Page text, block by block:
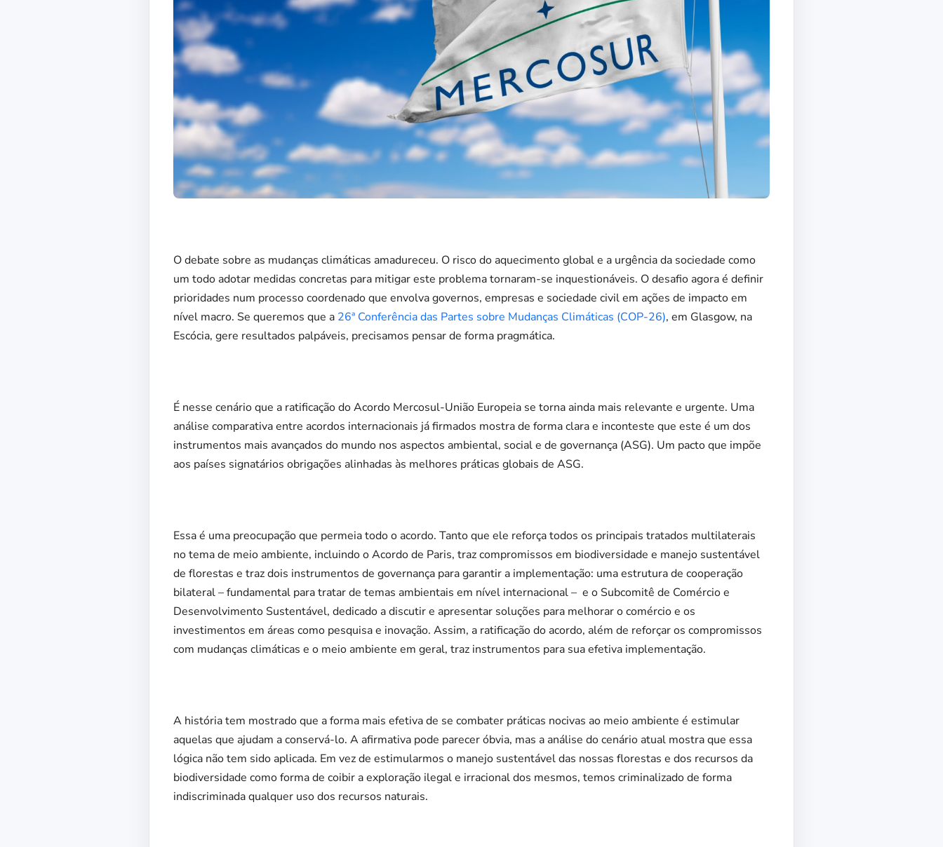
O debate sobre as mudanças climáticas amadureceu. O risco do aquecimento global e a urgência da sociedade como
um todo adotar medidas concretas para mitigar este problema tornaram-se inquestionáveis. O desafio agora é definir
prioridades num processo coordenado que envolva governos, empresas e sociedade civil em ações de impacto em
nível macro. Se queremos que a 26ª Conferência das Partes sobre Mudanças Climáticas (COP-26), em Glasgow, na
Escócia, gere resultados palpáveis, precisamos pensar de forma pragmática.
É nesse cenário que a ratificação do Acordo Mercosul-União Europeia se torna ainda mais relevante e urgente. Uma
análise comparativa entre acordos internacionais já firmados mostra de forma clara e inconteste que este é um dos
instrumentos mais avançados do mundo nos aspectos ambiental, social e de governança (ASG). Um pacto que impõe
aos países signatários obrigações alinhadas às melhores práticas globais de ASG.
Essa é uma preocupação que permeia todo o acordo. Tanto que ele reforça todos os principais tratados multilaterais
no tema de meio ambiente, incluindo o Acordo de Paris, traz compromissos em biodiversidade e manejo sustentável
de florestas e traz dois instrumentos de governança para garantir a implementação: uma estrutura de cooperação
bilateral – fundamental para tratar de temas ambientais em nível internacional – e o Subcomitê de Comércio e
Desenvolvimento Sustentável, dedicado a discutir e apresentar soluções para melhorar o comércio e os
investimentos em áreas como pesquisa e inovação. Assim, a ratificação do acordo, além de reforçar os compromissos
com mudanças climáticas e o meio ambiente em geral, traz instrumentos para sua efetiva implementação.
A história tem mostrado que a forma mais efetiva de se combater práticas nocivas ao meio ambiente é estimular
aquelas que ajudam a conservá-lo. A afirmativa pode parecer óbvia, mas a análise do cenário atual mostra que essa
lógica não tem sido aplicada. Em vez de estimularmos o manejo sustentável das nossas florestas e dos recursos da
biodiversidade como forma de coibir a exploração ilegal e irracional dos mesmos, temos criminalizado de forma
indiscriminada qualquer uso dos recursos naturais.